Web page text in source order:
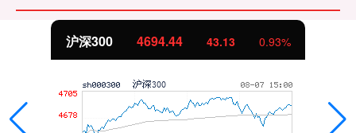
北证50 1134.24 11.37